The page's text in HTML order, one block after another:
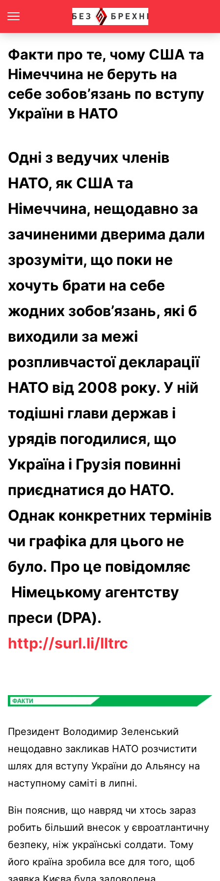
Факти про те, чому США та
Німеччина не беруть на
себе зобов’язань по вступу
України в НАТО
Одні з ведучих членів
НАТО, як США та
Німеччина, нещодавно за
зачиненими дверима дали
зрозуміти, що поки не
хочуть брати на себе
жодних зобов’язань, які б
виходили за межі
розпливчастої декларації
НАТО від 2008 року. У ній
тодішні глави держав і
урядів погодилися, що
Україна і Грузія повинні
приєднатися до НАТО.
Однак конкретних термінів
чи графіка для цього не
було. Про це повідомляє
Німецькому агентству
преси (DPA).
http://surl.li/lltrc
Президент Володимир Зеленський
нещодавно закликав НАТО розчистити
шлях для вступу України до Альянсу на
наступному саміті в липні.
Він пояснив, що навряд чи хтось зараз
робить більший внесок у євроатлантичну
безпеку, ніж українські солдати. Тому
його країна зробила все для того, щоб